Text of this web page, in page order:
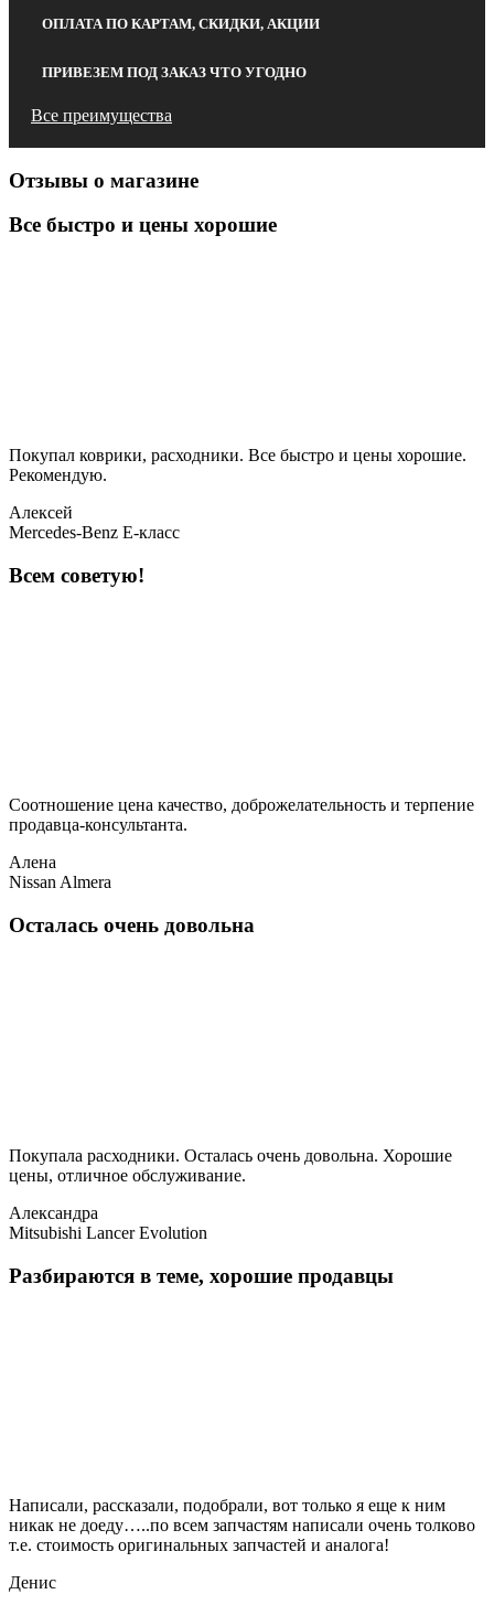
ОПЛАТА ПО КАРТАМ, СКИДКИ, АКЦИИ
ПРИВЕЗЕМ ПОД ЗАКАЗ ЧТО УГОДНО
Все преимущества
Отзывы о магазине
Все быстро и цены хорошие
Покупал коврики, расходники. Все быстро и цены хорошие.
Рекомендую.
Алексей
Mercedes-Benz E-класс
Всем советую!
Соотношение цена качество, доброжелательность и терпение
продавца-консультанта.
Алена
Nissan Almera
Осталась очень довольна
Покупала расходники. Осталась очень довольна. Хорошие
цены, отличное обслуживание.
Александра
Mitsubishi Lancer Evolution
Разбираются в теме, хорошие продавцы
Написали, рассказали, подобрали, вот только я еще к ним
никак не доеду…..по всем запчастям написали очень толково
т.е. стоимость оригинальных запчастей и аналога!
Денис